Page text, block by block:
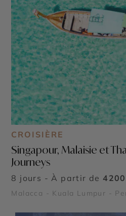
CROISIÈRE
Singapour, Malaisie et
Journeys
8 jours - À partir de
Malacca - Kuala Lumpur -